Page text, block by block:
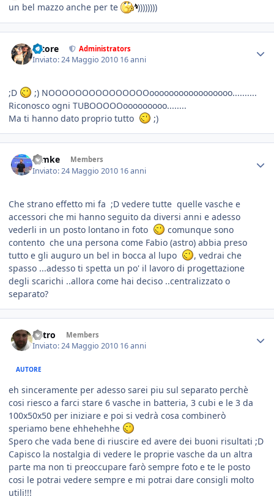
un bel mazzo anche per te
))))))))
tatore Administrators
Inviato:24 Maggio 2010 16 anni
;D
;) NOOOOOOOOOOOOOOOooooooooooooooooo..........
Riconosco ogni TUBOOOOOooooooooo........
Ma ti hanno dato proprio tutto
;)
ramke Members
Inviato:24 Maggio 2010 16 anni
Che strano effetto mi fa ;D vedere tutte quelle vasche e
accessori che mi hanno seguito da diversi anni e adesso
vederli in un posto lontano in foto
comunque sono
contento che una persona come Fabio (astro) abbia preso
tutto e gli auguro un bel in bocca al lupo
, vedrai che
spasso ...adesso ti spetta un po' il lavoro di progettazione
degli scarichi ..allora come hai deciso ..centralizzato o
separato?
Astro Members
Inviato:24 Maggio 2010 16 anni
AUTORE
eh sinceramente per adesso sarei piu sul separato perchè
cosi riesco a farci stare 6 vasche in batteria, 3 cubi e le 3 da
100x50x50 per iniziare e poi si vedrà cosa combinerò
speriamo bene ehhehehhe
Spero che vada bene di riuscire ed avere dei buoni risultati ;D
Capisco la nostalgia di vedere le proprie vasche da un altra
parte ma non ti preoccupare farò sempre foto e te le posto
cosi le potrai vedere sempre e mi potrai dare consigli molto
utili!!!